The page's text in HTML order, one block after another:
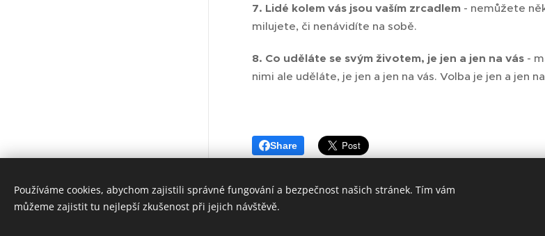
7. Lidé kolem vás jsou vaším zrcadlem - nemůžete
milujete, či nenávidíte na sobě.
8. Co uděláte se svým životem, je jen a jen na vás -
nimi ale uděláte, je jen a jen na vás. Volba je jen a jen
Share
známkaVšechna práva vyhrazena
2010- 2026
Používáme cookies, abychom zajistili správné fungování a bezpečnost našich stránek. Tím vám
můžeme zajistit tu nejlepší zkušenost při jejich návštěvě.